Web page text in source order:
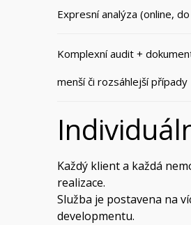
Expresní analýza (online,
Komplexní audit +
menší či rozsáhlejší případy
Každý klient a každá
realizace.
Služba je postavena na
developmentu.